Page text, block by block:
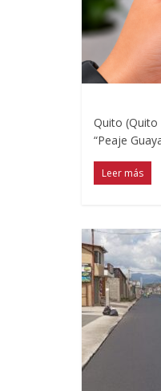
Quito (Quito
“Peaje
Leer más